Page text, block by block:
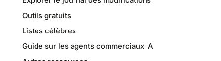
Outils gratuits
Listes célèbres
Guide sur les agents commerciaux IA